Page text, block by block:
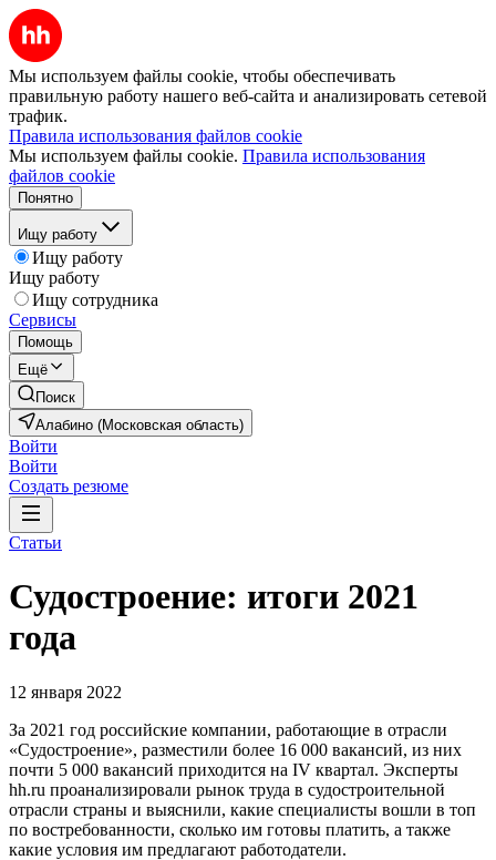
Мы используем файлы cookie, чтобы обеспечивать
правильную работу нашего веб-сайта и анализировать сетевой
трафик.
Правила использования файлов cookie
Мы используем файлы cookie. Правила использования
файлов cookie
Понятно
Ищу работу
Ищу работу
Ищу работу
Ищу сотрудника
Сервисы
Помощь
Ещё
Поиск
Алабино (Московская область)
Войти
Войти
Создать резюме
Статьи
Судостроение: итоги 2021
года
12 января 2022
За 2021 год российские компании, работающие в отрасли
«Судостроение», разместили более 16 000 вакансий, из них
почти 5 000 вакансий приходится на IV квартал. Эксперты
hh.ru проанализировали рынок труда в судостроительной
отрасли страны и выяснили, какие специалисты вошли в топ
по востребованности, сколько им готовы платить, а также
какие условия им предлагают работодатели.